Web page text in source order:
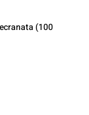
(100